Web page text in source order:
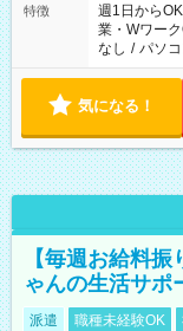
特徴 週1日からOK
業・Wワー
なし / パソ
気になる！
【毎週お給料
ゃんの生活サポ
派遣 職種未経験OK